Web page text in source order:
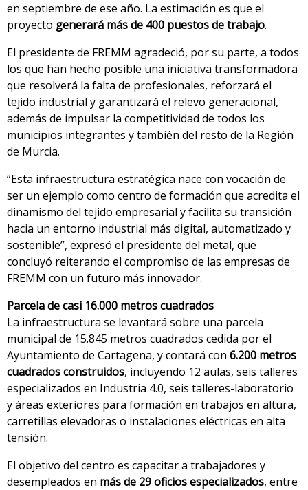
en septiembre de ese año. La estimación es que el
proyecto generará más de 400 puestos de trabajo.
El presidente de FREMM agradeció, por su parte, a todos
los que han hecho posible una iniciativa transformadora
que resolverá la falta de profesionales, reforzará el
tejido industrial y garantizará el relevo generacional,
además de impulsar la competitividad de todos los
municipios integrantes y también del resto de la Región
de Murcia.
“Esta infraestructura estratégica nace con vocación de
ser un ejemplo como centro de formación que acredita el
dinamismo del tejido empresarial y facilita su transición
hacia un entorno industrial más digital, automatizado y
sostenible”, expresó el presidente del metal, que
concluyó reiterando el compromiso de las empresas de
FREMM con un futuro más innovador.
Parcela de casi 16.000 metros cuadrados
La infraestructura se levantará sobre una parcela
municipal de 15.845 metros cuadrados cedida por el
Ayuntamiento de Cartagena, y contará con 6.200 metros
cuadrados construidos, incluyendo 12 aulas, seis talleres
especializados en Industria 4.0, seis talleres-laboratorio
y áreas exteriores para formación en trabajos en altura,
carretillas elevadoras o instalaciones eléctricas en alta
tensión.
El objetivo del centro es capacitar a trabajadores y
desempleados en más de 29 oficios especializados, entre